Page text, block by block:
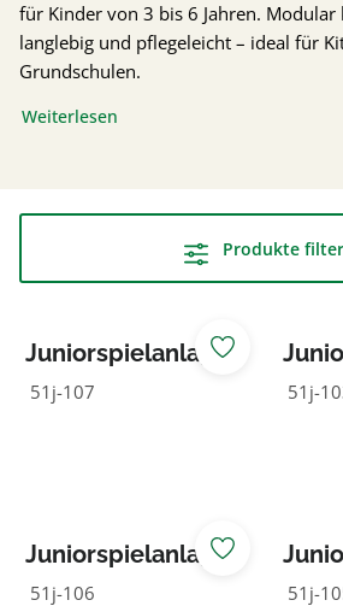
für Kinder von 3 bis 6 Jahren.
langlebig und pflegeleicht – ideal für
Grundschulen.
Weiterlesen
Produkte
Juniorspielanlage
Hein
51j-107
Ida
51j-
Juniorspielanlage
Lara
51j-106
Lina
51j-